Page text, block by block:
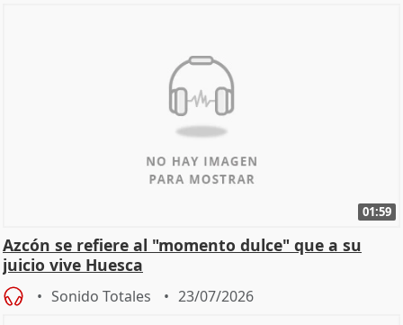
01:59
Azcón se refiere al "momento dulce" que a su
juicio vive Huesca
Sonido Totales 23/07/2026